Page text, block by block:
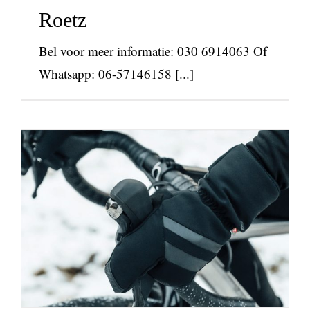
Roetz
Bel voor meer informatie: 030 6914063 Of
Whatsapp: 06-57146158 [...]
Welke winter
fietshandschoenen?
nieuws